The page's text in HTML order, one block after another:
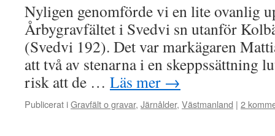
Nyligen genomförde vi en lite ovanlig
Årbygravfältet i Svedvi sn utanför
(Svedvi 192). Det var markägaren
att två av stenarna i en skeppssättning
risk att de … Läs mer →
Publicerat iGravfält o gravar, Järnålder, Västmanland | 2